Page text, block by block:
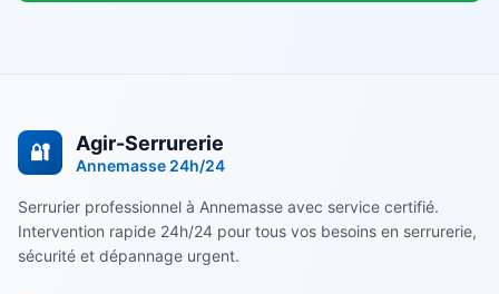
🔐 Agir-Serrurerie
Annemasse 24h/24
Serrurier professionnel à Annemasse avec service certifié.
Intervention rapide 24h/24 pour tous vos besoins en serrurerie,
sécurité et dépannage urgent.